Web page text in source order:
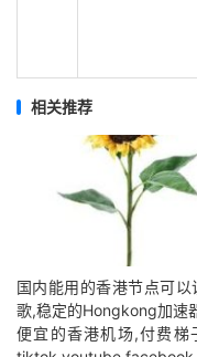
相关推荐
国内能用的香港节点可以
歌,稳定的Hongkong加速
便宜的香港机场,付费梯